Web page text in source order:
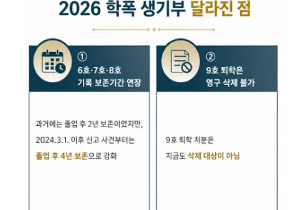
학교폭력전문변호사
소식/자료
공지사항
법률 블로그
법률서식
뉴스레터/브로슈어